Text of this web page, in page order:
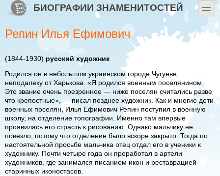
Перейти к основному содержанию
Skip to searchБИОГРАФИИ ЗНАМЕНИТОСТЕЙ toggle
Репин Илья Ефимович
(1844-1930) русский художник
Родился он в небольшом украинском городе Чугуеве,
неподалеку от Харькова. «Я родился военным поселянином.
Это звание очень презренное — ниже поселян считались разве
что крепостные», — писал позднее художник. Как и многие дети
военных поселян, Илья Ефимович Репин поступил в военную
школу, на отделение топографии. Именно там впервые
проявилась его страсть к рисованию. Однако мальчику не
повезло, потому что отделение было вскоре закрыто. Тогда по
настоятельной просьбе мальчика отец отдал его в ученики к
художнику. Почти четыре года он проработал в артели
художников, где занимался писанием икон и реставрацией
старинных иконостасов.